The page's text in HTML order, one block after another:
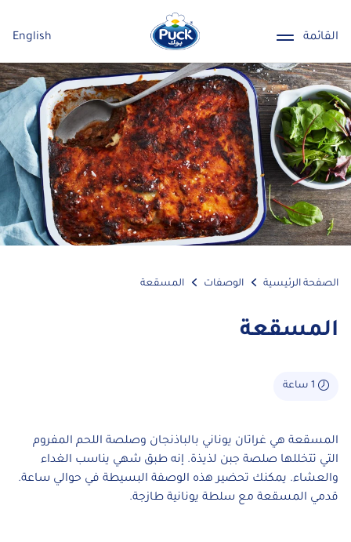
القائمة English
الصفحة الرئيسية الوصفات المسقعة
المسقعة
1 ساعة
المسقعة هي غراتان يوناني بالباذنجان وصلصة اللحم المفروم
التي تتخللها صلصة جبن لذيذة. إنه طبق شهي يناسب الغداء
والعشاء. يمكنك تحضير هذه الوصفة البسيطة في حوالي ساعة.
قدمي المسقعة مع سلطة يونانية طازجة.